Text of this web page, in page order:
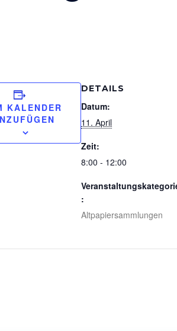
KALENDER
DETAILS
Datum:
11. April
Zeit:
8:00 - 12:00
Veranstaltungskateg
orie:
Altpapiersammlungen